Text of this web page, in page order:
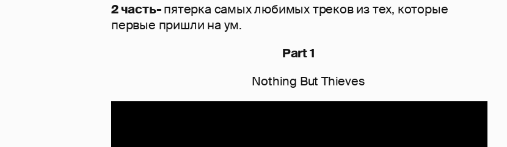
2 часть-пятерка самых любимых треков из тех, которые
первые пришли на ум.
Part 1
Nothing But Thieves